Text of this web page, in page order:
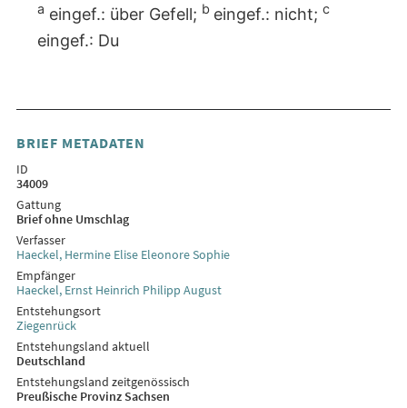
a eingef.: über Gefell; b eingef.: nicht; c
eingef.: Du
BRIEF METADATEN
ID
34009
Gattung
Brief ohne Umschlag
Verfasser
Haeckel, Hermine Elise Eleonore Sophie
Empfänger
Haeckel, Ernst Heinrich Philipp August
Entstehungsort
Ziegenrück
Entstehungsland aktuell
Deutschland
Entstehungsland zeitgenössisch
Preußische Provinz Sachsen